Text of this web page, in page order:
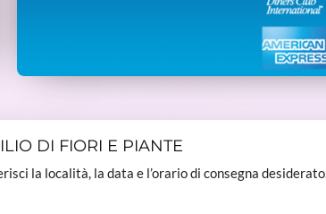
DI FIORI E PIANTE
la località, la data e l’orario di consegna desiderato.